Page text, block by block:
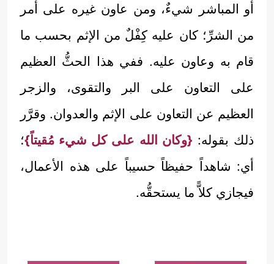
أو المباشر شيءٌ، ومن عاون غيره على أمر
من الشرِّ؛ كان عليه كِفْلٌ من الإثم بحسب ما
قام به وعاون عليه. ففي هذا الحثُّ العظيم
على التعاون على البر والتقوى، والزجر
العظيم عن التعاون على الإثم والعدوان. وقرَّر
ذلك بقوله: {وكان الله على كل شيء مُقيتاً}؛
أي: شاهداً حفيظاً حسيباً على هذه الأعمال،
فيجازي كلاًّ ما يستحقُّه.